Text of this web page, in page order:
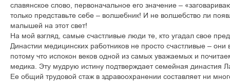
славянское слово, первоначальное его значение –
только представьте себе – волшебник! И не волшебство ли
малышей на этот свет!
На мой взгляд, самые счастливые люди те, кто угадал свое
Династии медицинских работников не просто счастливые –
потому что испокон веков одной из самых уважаемых и
медика. Эту мудрую истину подтверждает семейная династия
Ее общий трудовой стаж в здравоохранении составляет ни